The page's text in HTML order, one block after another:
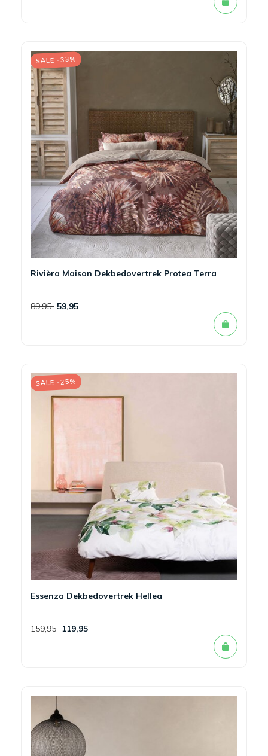
SALE -33%
Rivièra Maison Dekbedovertrek Protea Terra
89,95 59,95
SALE -25%
Essenza Dekbedovertrek Hellea
159,95 119,95